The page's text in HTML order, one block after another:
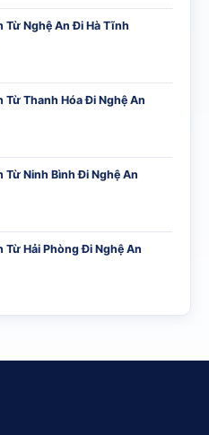
Từ Nghệ An Đi Hà Tĩnh
Từ Thanh Hóa Đi Nghệ An
Từ Ninh Bình Đi Nghệ An
Từ Hải Phòng Đi Nghệ An